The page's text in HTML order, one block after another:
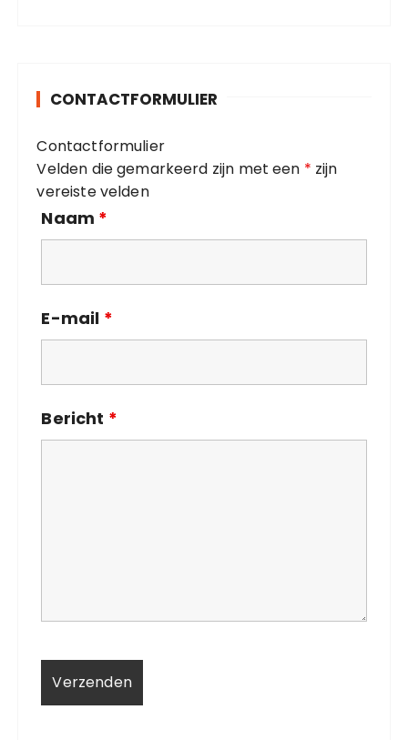
r
e
ë
n
CONTACTFORMULIER
Contactformulier
Velden die gemarkeerd zijn met een * zijn
vereiste velden
Naam *
E-mail *
Bericht *